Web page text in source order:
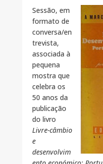
Sessão, em
formato de
conversa/en
trevista,
associada à
pequena
mostra que
celebra os
50 anos da
publicação
do livro
Livre-câmbio
e
desenvolvim